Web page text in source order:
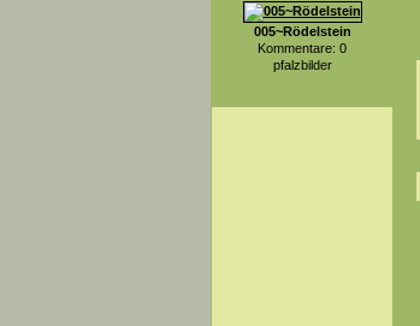
005~Rödelstein
Kommentare: 0
pfalzbilder